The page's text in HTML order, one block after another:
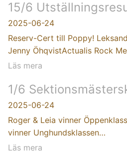
15/6
2025-06-24
Reserv-Cert till Poppy!
Jenny ÖhqvistActualis Rock
Läs mera
1/6
2025-06-24
Roger & Leia vinner
vinner Unghundsklassen…
Läs mera